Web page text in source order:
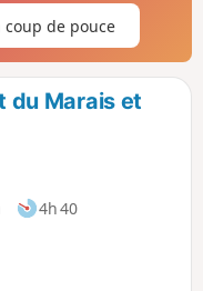
coup de pouce
du Marais et
4h 40